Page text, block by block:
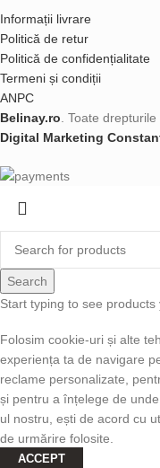
Informații livrare
Politică de retur
Politică de confidențialitate
Termeni și condiții
ANPC
Belinay.ro . Toate
Digital Marketing
Search
Start typing to see products
Folosim cookie-uri și alte
experiența ta de navigare
reclame personalizate,
și pentru a înțelege de
ul nostru, ești de acord cu
de urmărire folosite.
ACCEPT